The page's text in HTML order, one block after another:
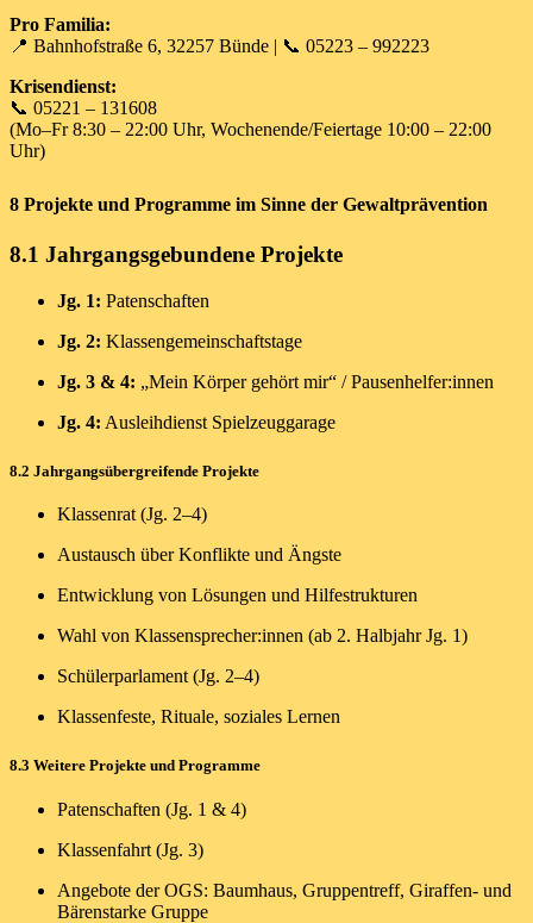
Pro Familia:
📍 Bahnhofstraße 6, 32257 Bünde | 📞 05223 – 992223
Krisendienst:
📞 05221 – 131608
(Mo–Fr 8:30 – 22:00 Uhr, Wochenende/Feiertage 10:00 – 22:00
Uhr)
8 Projekte und Programme im Sinne der Gewaltprävention
8.1 Jahrgangsgebundene Projekte
Jg. 1: Patenschaften
Jg. 2: Klassengemeinschaftstage
Jg. 3 & 4: „Mein Körper gehört mir“ / Pausenhelfer:innen
Jg. 4: Ausleihdienst Spielzeuggarage
8.2 Jahrgangsübergreifende Projekte
Klassenrat (Jg. 2–4)
Austausch über Konflikte und Ängste
Entwicklung von Lösungen und Hilfestrukturen
Wahl von Klassensprecher:innen (ab 2. Halbjahr Jg. 1)
Schülerparlament (Jg. 2–4)
Klassenfeste, Rituale, soziales Lernen
8.3 Weitere Projekte und Programme
Patenschaften (Jg. 1 & 4)
Klassenfahrt (Jg. 3)
Angebote der OGS: Baumhaus, Gruppentreff, Giraffen- und
Bärenstarke Gruppe